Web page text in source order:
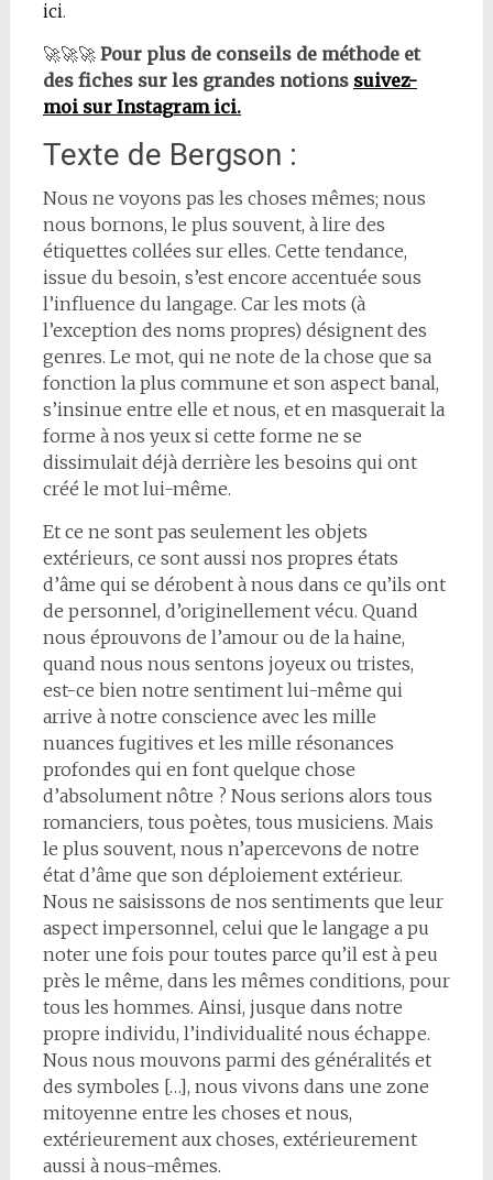
ici.
🚀🚀🚀 Pour plus de conseils de méthode et
des fiches sur les grandes notions suivez-
moi sur Instagram ici.
Texte de Bergson :
Nous ne voyons pas les choses mêmes; nous
nous bornons, le plus souvent, à lire des
étiquettes collées sur elles. Cette tendance,
issue du besoin, s’est encore accentuée sous
l’influence du langage. Car les mots (à
l’exception des noms propres) désignent des
genres. Le mot, qui ne note de la chose que sa
fonction la plus commune et son aspect banal,
s’insinue entre elle et nous, et en masquerait la
forme à nos yeux si cette forme ne se
dissimulait déjà derrière les besoins qui ont
créé le mot lui-même.
Et ce ne sont pas seulement les objets
extérieurs, ce sont aussi nos propres états
d’âme qui se dérobent à nous dans ce qu’ils ont
de personnel, d’originellement vécu. Quand
nous éprouvons de l’amour ou de la haine,
quand nous nous sentons joyeux ou tristes,
est-ce bien notre sentiment lui-même qui
arrive à notre conscience avec les mille
nuances fugitives et les mille résonances
profondes qui en font quelque chose
d’absolument nôtre ? Nous serions alors tous
romanciers, tous poètes, tous musiciens. Mais
le plus souvent, nous n’apercevons de notre
état d’âme que son déploiement extérieur.
Nous ne saisissons de nos sentiments que leur
aspect impersonnel, celui que le langage a pu
noter une fois pour toutes parce qu’il est à peu
près le même, dans les mêmes conditions, pour
tous les hommes. Ainsi, jusque dans notre
propre individu, l’individualité nous échappe.
Nous nous mouvons parmi des généralités et
des symboles […], nous vivons dans une zone
mitoyenne entre les choses et nous,
extérieurement aux choses, extérieurement
aussi à nous-mêmes.